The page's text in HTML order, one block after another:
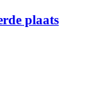
plaats